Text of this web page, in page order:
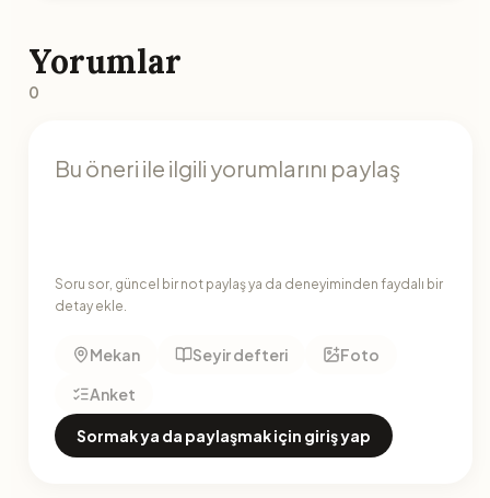
Yorumlar
0
Soru sor, güncel bir not paylaş ya da deneyiminden faydalı bir
detay ekle.
Mekan Seyir defteri
Foto
Anket
Sormak ya da paylaşmak için giriş yap